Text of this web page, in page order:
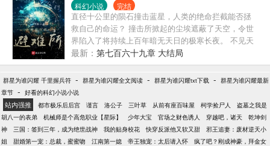
科幻小说 完结
直径十公里的陨石撞击蓝星，人类的绝命拦截能否拯
救自己的命运？ 撞击所掀起的尘埃遮蔽了天空，令世
界陷入了将持续上百年暗无天日的极寒长夜。 不见天
日的地表因为缺少了阳光的照耀而陷入了零下几十度
的极寒。 在这样的末日之下，只有一个自己挖的避难
所与捡到的升级系统，陈新该如何渡过末日的危机，
让自己活下来？ 人类文明是否能够延续，希望的火种
能否照亮这个寒夜为人类带去温暖？ 命运已经给出了
考题，人类是否能够交出和当年被灭绝的恐龙不一样
的答卷？ 本书背景设定有参考幽灵校长的千本科幻第
58、59期内容，特此声明。 书友群671488155
最新： 第七百六十九章 大结局
群星为谁闪耀 千里握兵符 - 群星为谁闪耀全文阅读 - 群星为谁闪耀txt下载 - 群星为谁闪耀最新
章节 - 好看的科幻小说小说
站内强推 都市极乐后后宫 谨言 洛公子 三叶草 从前有座百味屋 柯学捡尸人
盗墓之我是
胡八一的表弟
机械师是个高危职业【星际】 少年大宝 官场之财色诱人 穿越吧，诸天
乾坤剑
神
三国：签到三年，成为绝世战神 我的贴身校花 快穿反派他又软又甜
邪王追妻：废材逆天小
姐
甜婚第一宠：总裁，蜜蜜吻 江南第一媳 帝王独宠：太后请入怀
疯了吧？刚成神豪，拜金女